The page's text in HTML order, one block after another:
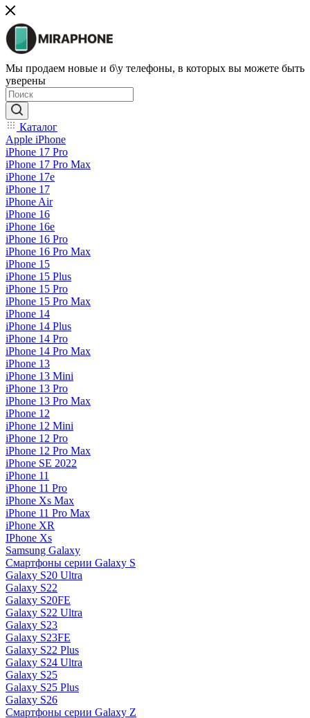
Мы продаем новые и б\у телефоны, в которых вы можете быть
уверены
Каталог
Apple iPhone
iPhone 17 Pro
iPhone 17 Pro Max
iPhone 17e
iPhone 17
iPhone Air
iPhone 16
iPhone 16e
iPhone 16 Pro
iPhone 16 Pro Max
iPhone 15
iPhone 15 Plus
iPhone 15 Pro
iPhone 15 Pro Max
iPhone 14
iPhone 14 Plus
iPhone 14 Pro
iPhone 14 Pro Max
iPhone 13
iPhone 13 Mini
iPhone 13 Pro
iPhone 13 Pro Max
iPhone 12
iPhone 12 Mini
iPhone 12 Pro
iPhone 12 Pro Max
iPhone SE 2022
iPhone 11
iPhone 11 Pro
iPhone Xs Max
iPhone 11 Pro Max
iPhone XR
IPhone Xs
Samsung Galaxy
Смартфоны серии Galaxy S
Galaxy S20 Ultra
Galaxy S22
Galaxy S20FE
Galaxy S22 Ultra
Galaxy S23
Galaxy S23FE
Galaxy S22 Plus
Galaxy S24 Ultra
Galaxy S25
Galaxy S25 Plus
Galaxy S26
Смартфоны серии Galaxy Z